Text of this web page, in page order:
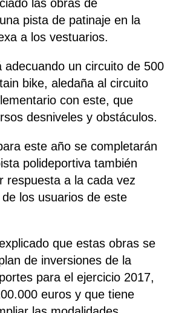
las obras de
pista de patinaje en la
a los vestuarios.
adecuando un circuito de 500
bike, aledaña al circuito
con este, que
desniveles y obstáculos.
este año se completarán
polideportiva también
respuesta a la cada vez
los usuarios de este
que estas obras se
de inversiones de la
para el ejercicio 2017,
euros y que tiene